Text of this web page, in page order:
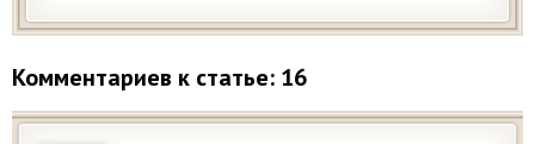
Комментариев к статье: 16